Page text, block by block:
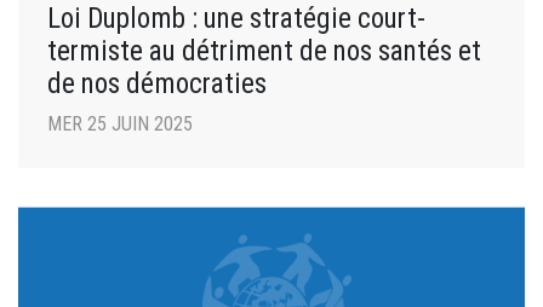
Loi Duplomb : une stratégie court-
termiste au détriment de nos santés et
de nos démocraties
MER 25 JUIN 2025